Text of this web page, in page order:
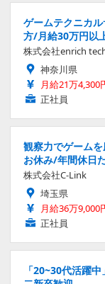
ゲームテクニカ
方/月給30万円以
株式会社enrich
神奈川県
月給21万4,300
正社員
観察力でゲーム
お休み/年間休日
株式会社C-Link
埼玉県
月給36万9,000
正社員
「20~30代活躍